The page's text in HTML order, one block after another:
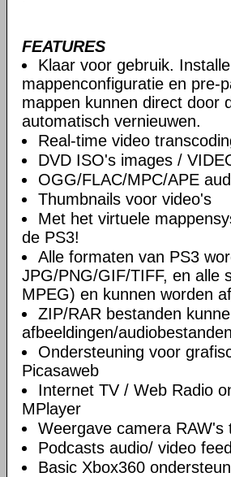
FEATURES
Klaar voor gebruik.
mappenconfiguratie en pre-
mappen kunnen direct door
automatisch vernieuwen.
Real-time video
DVD ISO's images /
OGG/FLAC/MPC/APE
Thumbnails voor video's
Met het virtuele
de PS3!
Alle formaten van PS3
JPG/PNG/GIF/TIFF, en alle
MPEG) en kunnen worden
ZIP/RAR bestanden
afbeeldingen/audiobestanden
Ondersteuning voor
Picasaweb
Internet TV / Web Radio
MPlayer
Weergave camera
Podcasts audio/ video
Basic Xbox360